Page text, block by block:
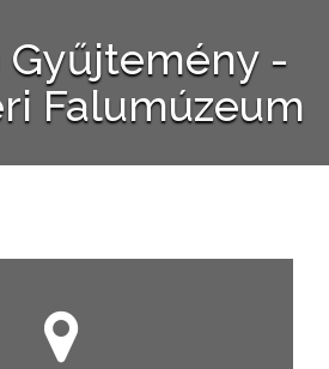
Gyűjtemény -
Falumúzeum